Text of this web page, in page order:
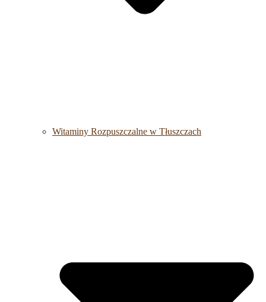
Witaminy Rozpuszczalne w Tłuszczach